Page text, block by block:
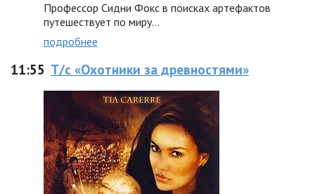
Профессор Сидни Фокс в поисках артефактов
путешествует по миру...
подробнее
11:55 Т/с «Охотники за древностями»